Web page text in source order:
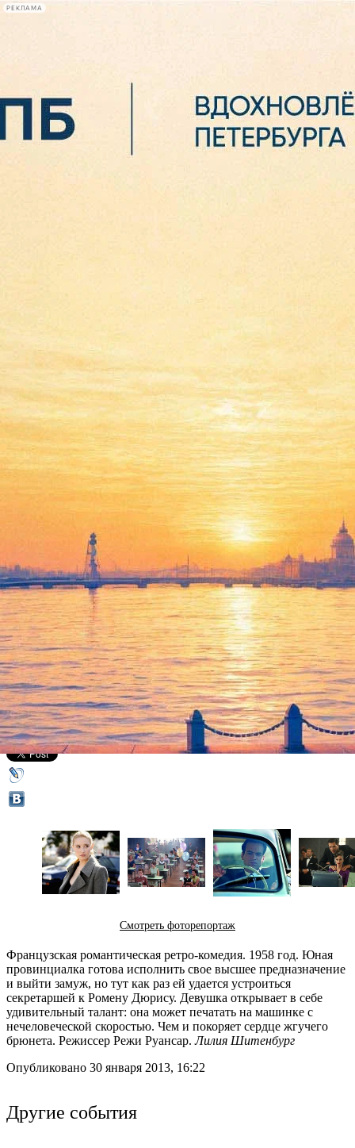
РЕКЛАМА
Сегодня:
2026.08.06
10:59
Любовь на кончиках пальцев
06 февраля 2013, среда-27 февраля 2013, среда
Версия для печати
Все кино
Смотреть фоторепортаж
Французская романтическая ретро-комедия. 1958 год. Юная
провинциалка готова исполнить свое высшее предназначение
и выйти замуж, но тут как раз ей удается устроиться
секретаршей к Ромену Дюрису. Девушка открывает в себе
удивительный талант: она может печатать на машинке с
нечеловеческой скоростью. Чем и покоряет сердце жгучего
брюнета. Режиссер Режи Руансар.Лилия Шитенбург
Опубликовано 30 января 2013, 16:22
Другие события